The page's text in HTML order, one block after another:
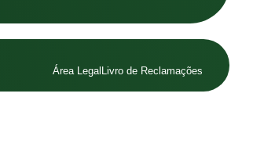
Livro de Reclamações
Área Legal